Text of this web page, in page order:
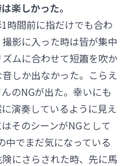
楽しかった。
時間前に指だけでも合わ
影に入った時は皆が集中
ムに合わせて短簫を吹か
しか出なかった。こらえ
のNGが出た。幸いにも
演奏しているように見え
そのシーンがNGとして
中でまだ気になっている
にさらされた時、先に馬